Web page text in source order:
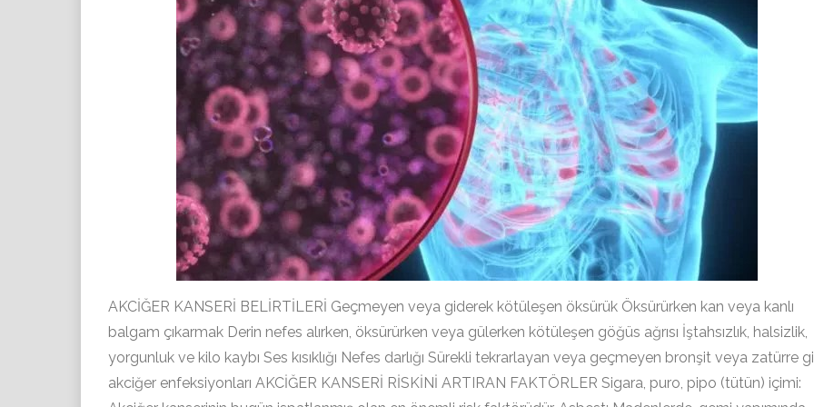
AKCİĞER KANSERİ BELİRTİLERİ Geçmeyen veya giderek kötüleşen öksürük Öksürürken kan veya kanlı
balgam çıkarmak Derin nefes alırken, öksürürken veya gülerken kötüleşen göğüs ağrısı İştahsızlık, halsizlik,
yorgunluk ve kilo kaybı Ses kısıklığı Nefes darlığı Sürekli tekrarlayan veya geçmeyen bronşit veya zatürre
akciğer enfeksiyonları AKCİĞER KANSERİ RİSKİNİ ARTIRAN FAKTÖRLER Sigara, puro, pipo (tütün) içimi: